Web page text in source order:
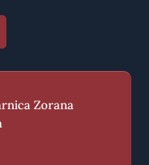
Zorana